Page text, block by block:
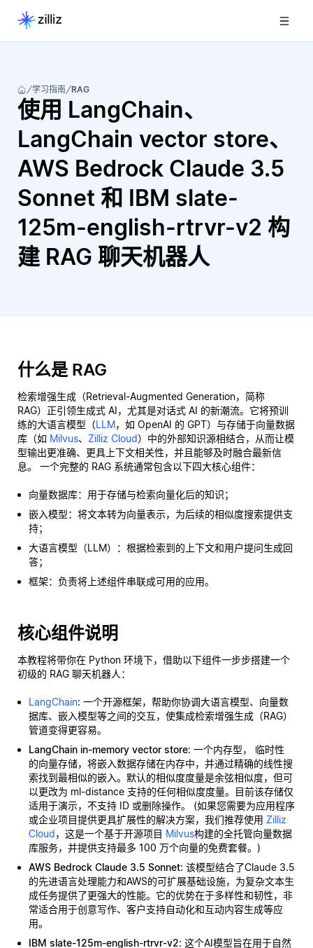
学习指南 RAG
使用 LangChain、
LangChain vector store、
AWS Bedrock Claude 3.5
Sonnet 和 IBM slate-
125m-english-rtrvr-v2 构
建 RAG 聊天机器人
什么是 RAG
检索增强生成（Retrieval-Augmented Generation，简称
RAG）正引领生成式 AI，尤其是对话式 AI 的新潮流。它将预训
练的大语言模型（LLM，如 OpenAI 的 GPT）与存储于向量数据
库（如 Milvus、 Zilliz Cloud）中的外部知识源相结合，从而让模
型输出更准确、更具上下文相关性，并且能够及时融合最新信
息。 一个完整的 RAG 系统通常包含以下四大核心组件：
向量数据库：用于存储与检索向量化后的知识；
嵌入模型：将文本转为向量表示，为后续的相似度搜索提供支
持；
大语言模型（LLM）：根据检索到的上下文和用户提问生成回
答；
框架：负责将上述组件串联成可用的应用。
核心组件说明
本教程将带你在 Python 环境下，借助以下组件一步步搭建一个
初级的 RAG 聊天机器人：
LangChain: 一个开源框架，帮助你协调大语言模型、向量数
据库、嵌入模型等之间的交互，使集成检索增强生成（RAG）
管道变得更容易。
LangChain in-memory vector store: 一个内存型， 临时性
的向量存储，将嵌入数据存储在内存中，并通过精确的线性搜
索找到最相似的嵌入。默认的相似度度量是余弦相似度，但可
以更改为 ml-distance 支持的任何相似度度量。目前该存储仅
适用于演示，不支持 ID 或删除操作。 (如果您需要为应用程序
或企业项目提供更具扩展性的解决方案，我们推荐使用 Zilliz
Cloud，这是一个基于开源项目 Milvus构建的全托管向量数据
库服务，并提供支持最多 100 万个向量的免费套餐。)
AWS Bedrock Claude 3.5 Sonnet: 该模型结合了Claude 3.5
的先进语言处理能力和AWS的可扩展基础设施，为复杂文本生
成任务提供了更强大的性能。它的优势在于多样性和韧性，非
常适合用于创意写作、客户支持自动化和互动内容生成等应
用。
IBM slate-125m-english-rtrvr-v2: 这个AI模型旨在用于自然